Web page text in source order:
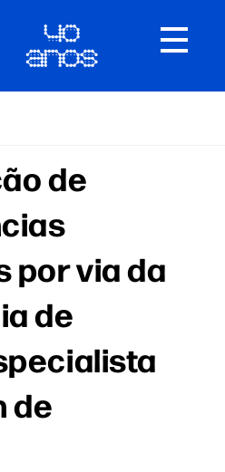
Toggle
de
por via da
de
de